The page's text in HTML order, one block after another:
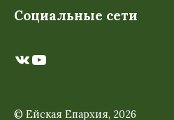
Социальные сети
ВКонтакте
YouTube
© Ейская Епархия, 2026